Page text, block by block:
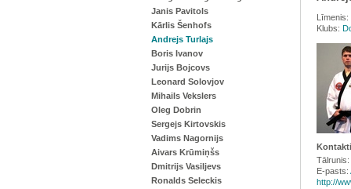
Janis Pavitols
Kārlis Šenhofs
Andrejs Turlajs
Boris Ivanov
Jurijs Bojcovs
Leonard Solovjov
Mihails Vekslers
Oleg Dobrin
Sergejs Kirtovskis
Vadims Nagornijs
Aivars Krūmiņšs
Dmitrijs Vasiljevs
Ronalds Seleckis
Līmenis:
Klubs:
Tālrunis:
E-pasts:
http://